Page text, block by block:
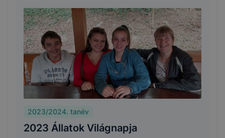
2023/2024. tanév
2023 Állatok Világnapja